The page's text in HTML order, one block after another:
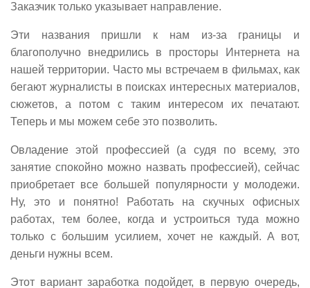
Заказчик только указывает направление.
Эти названия пришли к нам из-за границы и
благополучно внедрились в просторы Интернета на
нашей территории. Часто мы встречаем в фильмах, как
бегают журналисты в поисках интересных материалов,
сюжетов, а потом с таким интересом их печатают.
Теперь и мы можем себе это позволить.
Овладение этой профессией (а судя по всему, это
занятие спокойно можно назвать профессией), сейчас
приобретает все большей популярности у молодежи.
Ну, это и понятно! Работать на скучных офисных
работах, тем более, когда и устроиться туда можно
только с большим усилием, хочет не каждый. А вот,
деньги нужны всем.
Этот вариант заработка подойдет, в первую очередь,